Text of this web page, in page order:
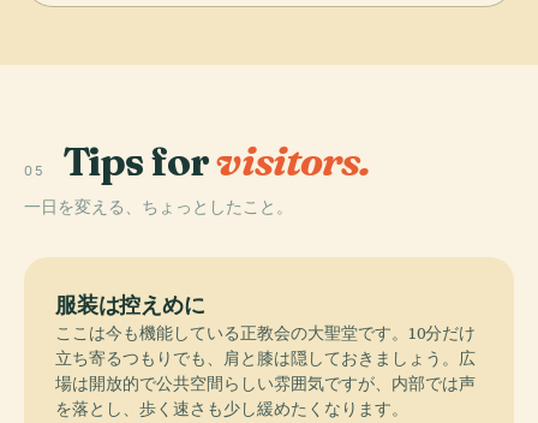
05 Tips forvisitors.
一日を変える、ちょっとしたこと。
服装は控えめに
ここは今も機能している正教会の大聖堂です。10分だけ
立ち寄るつもりでも、肩と膝は隠しておきましょう。広
場は開放的で公共空間らしい雰囲気ですが、内部では声
を落とし、歩く速さも少し緩めたくなります。